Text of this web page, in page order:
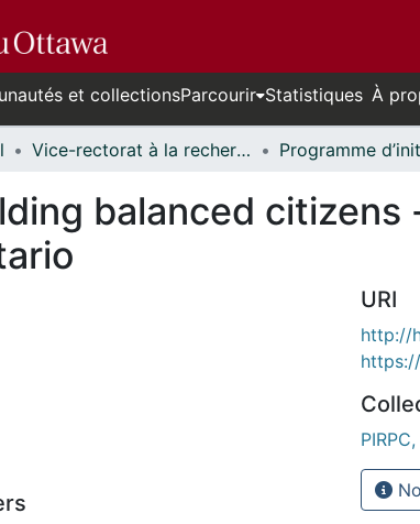
et collectionsParcourir Statistiques À
Vice-rectorat à la recherche // Office of the V-P, Research
balanced
chargement...
URI
http://